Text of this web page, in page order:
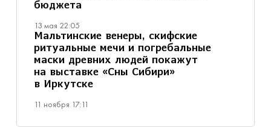
бюджета
13 мая 22:05
Мальтинские венеры, скифские
ритуальные мечи и погребальные
маски древних людей покажут
на выставке «Сны Сибири»
в Иркутске
11 ноября 17:11